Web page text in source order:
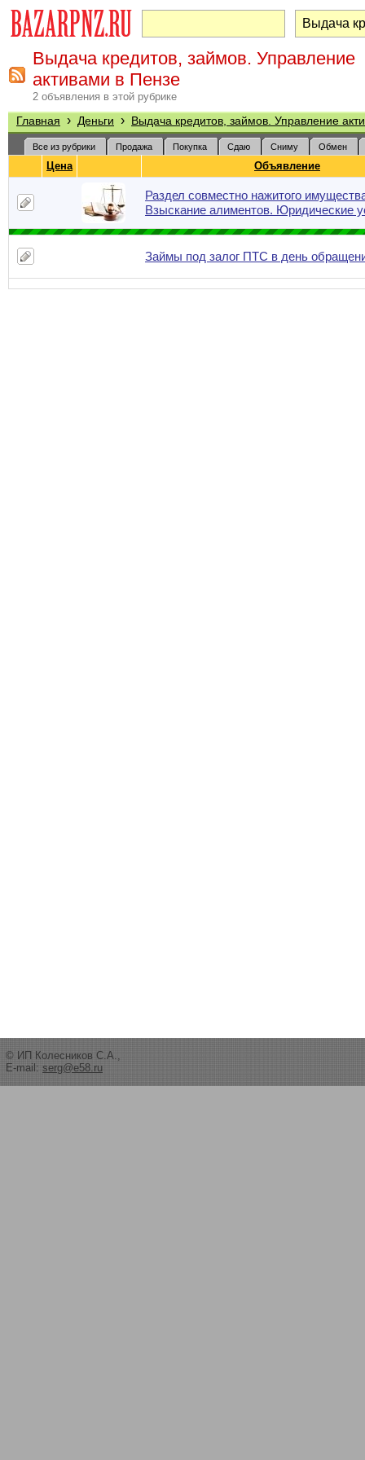
Выдача кредитов, займов. Управление
активами в Пензе
2 объявления в этой рубрике
Главная › Деньги › Выдача кредитов, займов. Управление
Все из рубрики Продажа Покупка Сдаю Сниму Обмен
Цена Объявление
Раздел совместно нажитого
Взыскание алиментов. Юридические
Займы под залог ПТС в день
© ИП Колесников С.А.,
E-mail: serg@e58.ru